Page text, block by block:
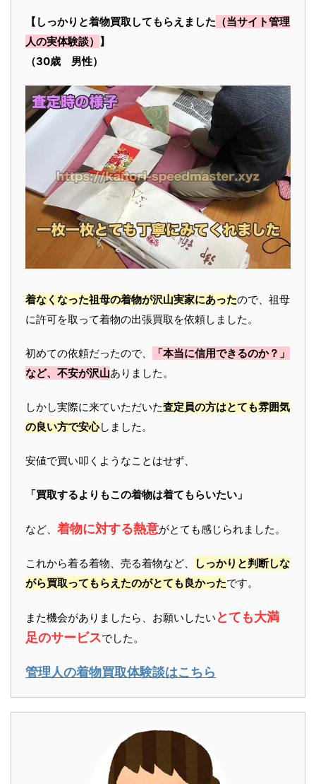
【しっかりと着物買取してもらえました （当サイト管理
人の実体験談） 】
（30歳 男性）
着なくなった祖母の着物が沢山実家にあったので、祖母
に許可を取って着物の出張買取を依頼しました。
初めての依頼だったので、
「本当に信用できるのか？」
など、不安が沢山ありました。
しかし実際に来ていただいた査定員の方はとても雰囲気
の良い方で安心しました。
安値で買い叩くようなことはせず、
「買取するよりもこの着物は着てもらいたい」
など、 着物に対する熱意がとても感じられました。
これから着る着物、売る着物など、
しっかりと判断しな
がら買取ってもらえたのがとても良かったです。
また機会がありましたら、お願いしたい とても大満
足のサービスでした。
管理人の着物買取体験談はこちら